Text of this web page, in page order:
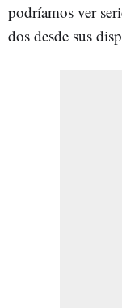
podríamos ver
dos desde sus